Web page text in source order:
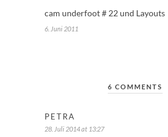
cam underfoot # 22 und Layouts
6. Juni 2011
6 COMMENTS
PETRA
28. Juli 2014 at 13:27